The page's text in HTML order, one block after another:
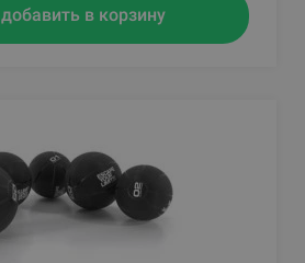
добавить в корзину